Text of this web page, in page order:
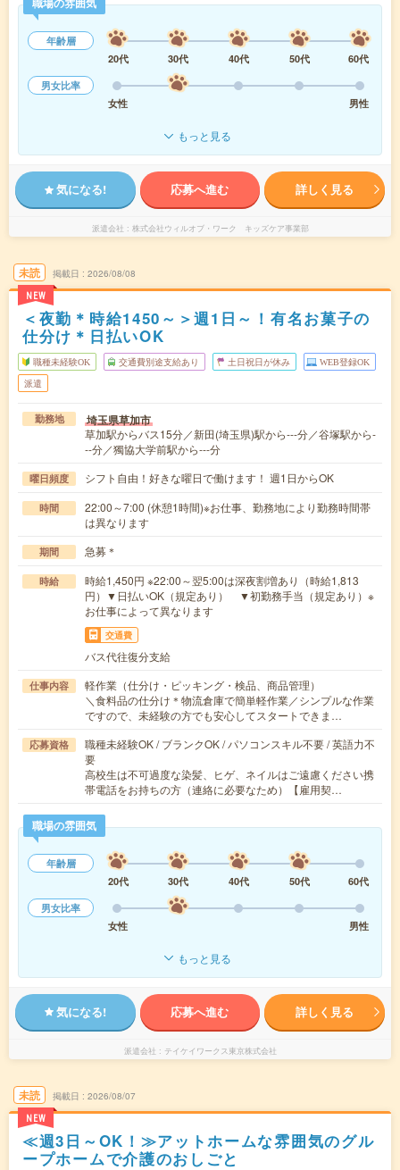
年齢層
20代
30代 40代 50代
60代
男女比率
女性
男性
もっと見る
気になる! 応募へ進む 詳しく見る
派遣会社 株式会社ウィルオブ・ワーク キッズケア事業部
未読
NEW
掲載日 2026/08/08
＜夜勤＊時給1450～＞週1日～！有名お菓子の
仕分け＊日払いOK
職種未経験OK 交通費別途支給あり 土日祝日が休み WEB登録OK
派遣
勤務地 埼玉県草加市
草加駅からバス15分／新田(埼玉県)駅から---分／谷塚駅から-
--分／獨協大学前駅から---分
曜日頻度 シフト自由！好きな曜日で働けます！ 週1日からOK
時間
22:00～7:00 (休憩1時間)※お仕事、勤務地により勤務時間帯
は異なります
期間 急募＊
時給
時給1,450円 ※22:00～翌5:00は深夜割増あり（時給1,813
円）▼日払いOK（規定あり） ▼初勤務手当（規定あり）※
お仕事によって異なります
交通費
バス代往復分支給
仕事内容
軽作業（仕分け・ピッキング・検品、商品管理）
＼食料品の仕分け＊物流倉庫で簡単軽作業／シンプルな作業
ですので、未経験の方でも安心してスタートできま…
応募資格
職種未経験OK / ブランクOK / パソコンスキル不要 / 英語力不
要
高校生は不可過度な染髪、ヒゲ、ネイルはご遠慮ください携
帯電話をお持ちの方（連絡に必要なため）【雇用契…
職場の雰囲気
年齢層
20代
30代 40代 50代
60代
男女比率
女性
男性
もっと見る
気になる! 応募へ進む 詳しく見る
派遣会社 テイケイワークス東京株式会社
未読
NEW
掲載日 2026/08/07
≪週3日～OK！≫アットホームな雰囲気のグル
ープホームで介護のおしごと